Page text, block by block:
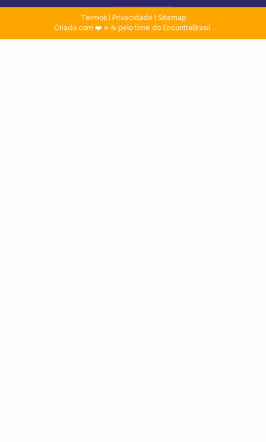
Termos| Privacidade
Sitemap
Criado com ❤️ e ☕ pelo time do EncontraBrasil